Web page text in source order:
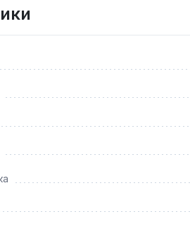
крепежа. Гарантия
только для ручного
для размера 3/4 дюйма?